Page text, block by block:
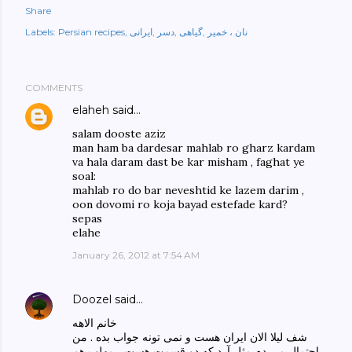
Share
Labels: Persian recipes ایرانی دسر گیاهی نان ، خمیر
COMMENTS
elaheh said…
salam dooste aziz
man ham ba dardesar mahlab ro gharz kardam
va hala daram dast be kar misham , faghat ye
soal:
mahlab ro do bar neveshtid ke lazem darim ,
oon dovomi ro koja bayad estefade kard?
sepas
elahe
January 26, 2012 at 7:54 AM
Doozel said…
خانم الاهه
شف لیلا الان ایران هست و نمی تونه جواب بده . من